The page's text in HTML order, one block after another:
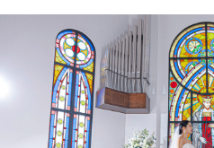
ホスピタリティ
プラン